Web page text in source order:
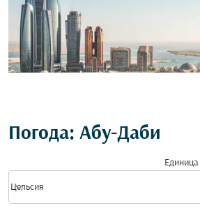
Погода: Абу-Даби
Цельсия
keyboard_arrow_down